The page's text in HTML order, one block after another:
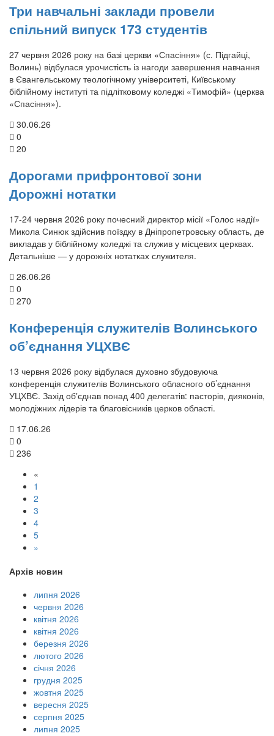
Три навчальні заклади провели
спільний випуск 173 студентів
27 червня 2026 року на базі церкви «Спасіння» (с. Підгайці,
Волинь) відбулася урочистість із нагоди завершення навчання
в Євангельському теологічному університеті, Київському
біблійному інституті та підлітковому коледжі «Тимофій» (церква
«Спасіння»).
30.06.26
0
20
Дорогами прифронтової зони
Дорожні нотатки
17-24 червня 2026 року почесний директор місії «Голос надії»
Микола Синюк здійснив поїздку в Дніпропетровську область, де
викладав у біблійному коледжі та служив у місцевих церквах.
Детальніше — у дорожніх нотатках служителя.
26.06.26
0
270
Конференція служителів Волинського
об’єднання УЦХВЄ
13 червня 2026 року відбулася духовно збудовуюча
конференція служителів Волинського обласного об’єднання
УЦХВЄ. Захід обʼєднав понад 400 делегатів: пасторів, дияконів,
молодіжних лідерів та благовісників церков області.
17.06.26
0
236
«
1
2
3
4
5
»
Архів новин
липня 2026
червня 2026
квітня 2026
квітня 2026
березня 2026
лютого 2026
січня 2026
грудня 2025
жовтня 2025
вересня 2025
серпня 2025
липня 2025